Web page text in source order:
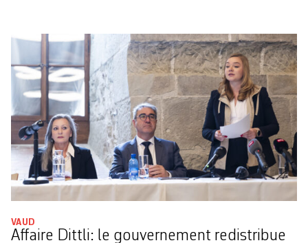
VAUD
Affaire Dittli: le gouvernement redistribue